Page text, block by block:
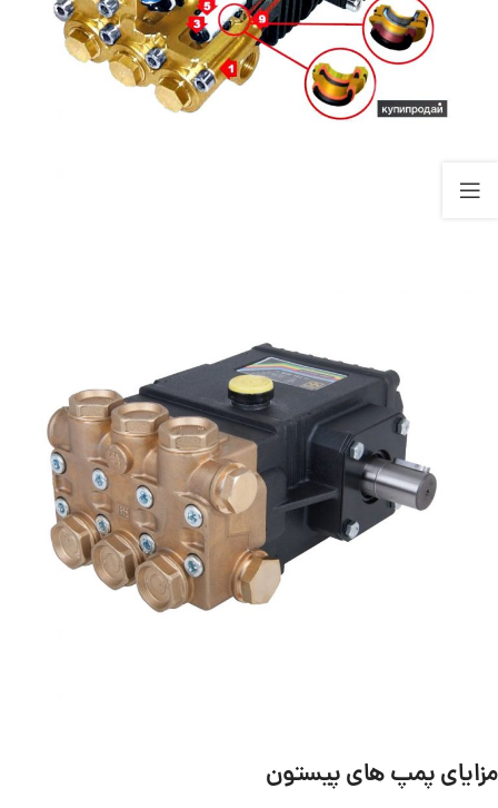
مزایای پمپ های پیستون